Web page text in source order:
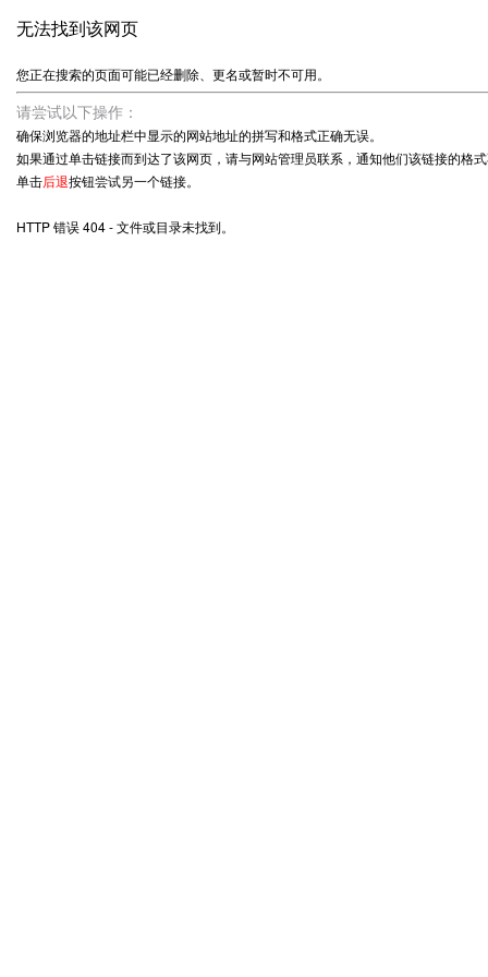
无法找到该网页
您正在搜索的页面可能已经删除、更名或暂时不可用。
请尝试以下操作：
确保浏览器的地址栏中显示的网站地址的拼写和格式正确无误。
如果通过单击链接而到达了该网页，请与网站管理员联系，通知他们该链接的格
单击后退按钮尝试另一个链接。
HTTP 错误 404 - 文件或目录未找到。